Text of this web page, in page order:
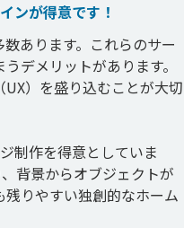
ンが得意です！
あります。これらのサー
デメリットがあります。
）を盛り込むことが大切
制作を得意としていま
背景からオブジェクトが
りやすい独創的なホーム